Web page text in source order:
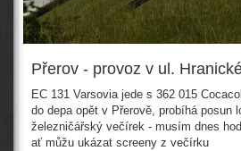
Přerov - provoz v ul.
EC 131 Varsovia jede s 362 015
do depa opět v Přerově, probíhá posun
železničářský večírek - musím dnes
ať můžu ukázat screeny z večírku